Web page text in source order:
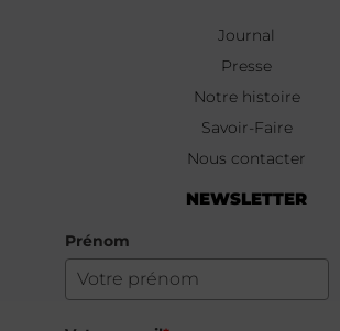
Journal
Presse
Notre histoire
Savoir-Faire
Nous contacter
NEWSLETTER
Prénom